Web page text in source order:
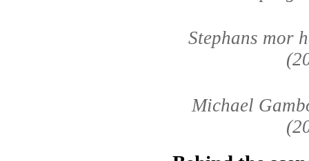
Stephans mor
Michael